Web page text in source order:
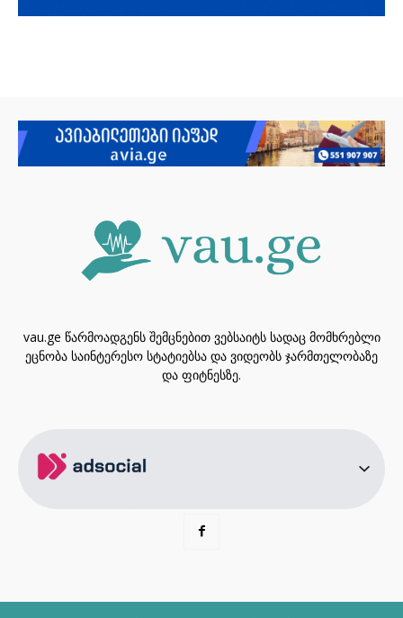
vau.ge წარმოადგენს შემცნებით ვებსაიტს სადაც მომხრებლი
ეცნობა საინტერესო სტატიებსა და ვიდეობს ჯარმთელობაზე
და ფიტნესზე.